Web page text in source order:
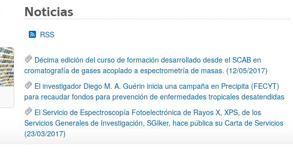
Noticias
RSS
Décima edición del curso de formación desarrollado desde el SCAB en
cromatografía de gases acoplado a espectrometría de masas. (12/05/2017)
El investigador Diego M. A. Guérin inicia una campaña en Precipita (FECYT)
para recaudar fondos para prevención de enfermedades tropicales desatendidas
El Servicio de Espectroscopía Fotoelectrónica de Rayos X, XPS, de los
Servicios Generales de Investigación, SGIker, hace pública su Carta de Servicios
(23/03/2017)